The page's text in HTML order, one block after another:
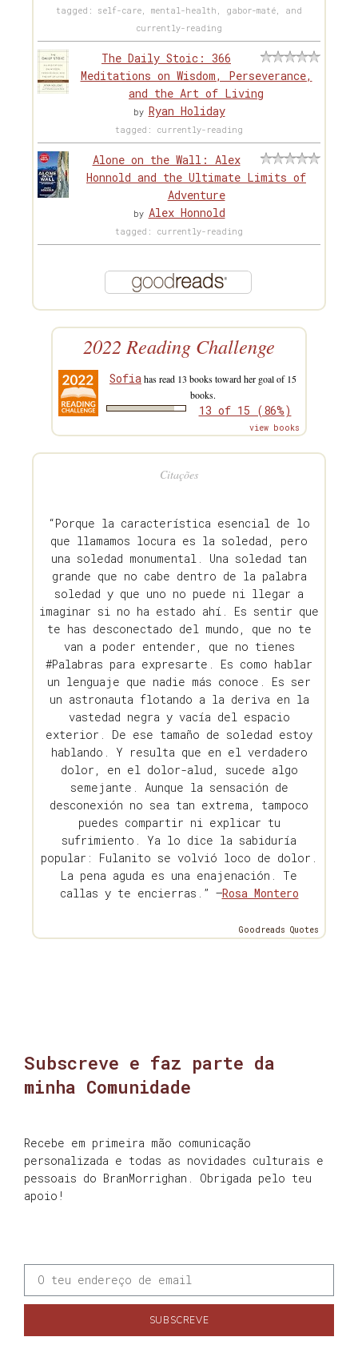
tagged: self-care, mental-health, gabor-maté, and
currently-reading
The Daily Stoic: 366
Meditations on Wisdom, Perseverance,
and the Art of Living
by Ryan Holiday
tagged: currently-reading
Alone on the Wall: Alex
Honnold and the Ultimate Limits of
Adventure
by Alex Honnold
tagged: currently-reading
2022 Reading Challenge
Sofia has read 13 books toward her goal of 15
books.
13 of 15 (86%)
view books
Citações
“Porque la característica esencial de lo
que llamamos locura es la soledad, pero
una soledad monumental. Una soledad tan
grande que no cabe dentro de la palabra
soledad y que uno no puede ni llegar a
imaginar si no ha estado ahí. Es sentir que
te has desconectado del mundo, que no te
van a poder entender, que no tienes
#Palabras para expresarte. Es como hablar
un lenguaje que nadie más conoce. Es ser
un astronauta flotando a la deriva en la
vastedad negra y vacía del espacio
exterior. De ese tamaño de soledad estoy
hablando. Y resulta que en el verdadero
dolor, en el dolor-alud, sucede algo
semejante. Aunque la sensación de
desconexión no sea tan extrema, tampoco
puedes compartir ni explicar tu
sufrimiento. Ya lo dice la sabiduría
popular: Fulanito se volvió loco de dolor.
La pena aguda es una enajenación. Te
callas y te encierras.” —Rosa Montero
Goodreads Quotes
Subscreve e faz parte da
minha Comunidade
Recebe em primeira mão comunicação
personalizada e todas as novidades culturais e
pessoais do BranMorrighan. Obrigada pelo teu
apoio!
SUBSCREVE